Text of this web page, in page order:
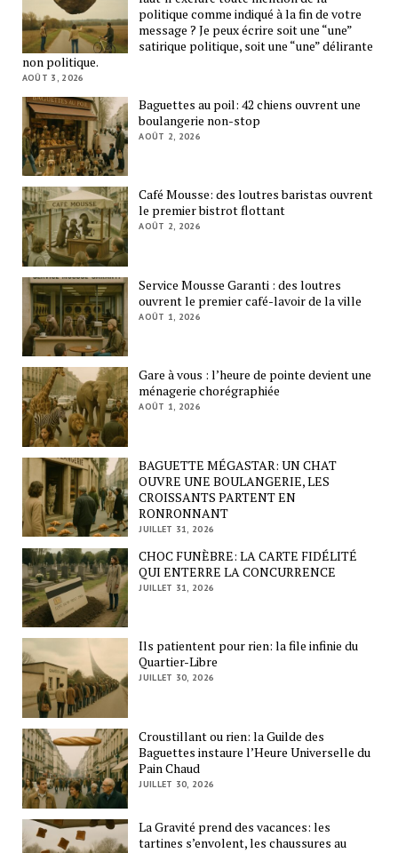
politique comme indiqué à la fin de votre
message ? Je peux écrire soit une “une”
satirique politique, soit une “une” délirante
non politique.
AOÛT 3, 2026
Baguettes au poil: 42 chiens ouvrent une
boulangerie non-stop
AOÛT 2, 2026
Café Mousse: des loutres baristas ouvrent
le premier bistrot flottant
AOÛT 2, 2026
Service Mousse Garanti : des loutres
ouvrent le premier café-lavoir de la ville
AOÛT 1, 2026
Gare à vous : l’heure de pointe devient une
ménagerie chorégraphiée
AOÛT 1, 2026
BAGUETTE MÉGASTAR: UN CHAT
OUVRE UNE BOULANGERIE, LES
CROISSANTS PARTENT EN
RONRONNANT
JUILLET 31, 2026
CHOC FUNÈBRE: LA CARTE FIDÉLITÉ
QUI ENTERRE LA CONCURRENCE
JUILLET 31, 2026
Ils patientent pour rien: la file infinie du
Quartier-Libre
JUILLET 30, 2026
Croustillant ou rien: la Guilde des
Baguettes instaure l’Heure Universelle du
Pain Chaud
JUILLET 30, 2026
La Gravité prend des vacances: les
tartines s’envolent, les chaussures au